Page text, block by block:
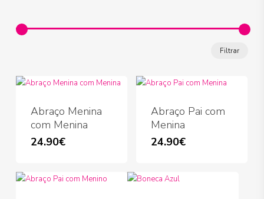
Filtrar
Abraço Menina
com Menina
24.90€
multiple
Abraço Pai com
Menina
24.90€